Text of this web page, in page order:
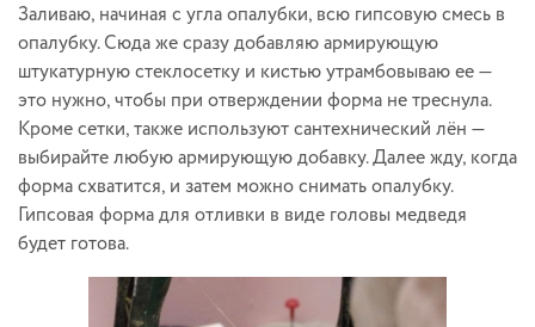
Заливаю, начиная с угла опалубки, всю гипсовую смесь в
опалубку. Сюда же сразу добавляю армирующую
штукатурную стеклосетку и кистью утрамбовываю ее —
это нужно, чтобы при отверждении форма не треснула.
Кроме сетки, также используют сантехнический лён —
выбирайте любую армирующую добавку. Далее жду, когда
форма схватится, и затем можно снимать опалубку.
Гипсовая форма для отливки в виде головы медведя
будет готова.